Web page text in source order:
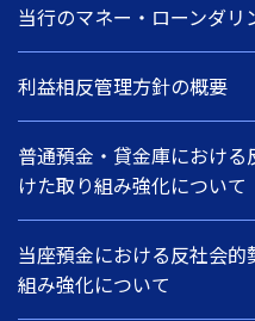
当行のマネー・ローンダリ
利益相反管理方針の概要
普通預金・貸金庫におけ
けた取り組み強化について
当座預金における反社会
組み強化について